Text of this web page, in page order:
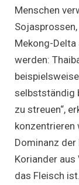
Menschen
Mekong-
werden:
selbstständig
zu streuen“,
konzentrieren
Dominanz der
Koriander
das Fleisch